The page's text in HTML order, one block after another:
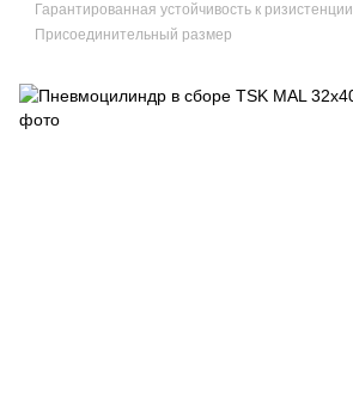
Гарантированная устойчивость к ризистенции
Присоединительный размер